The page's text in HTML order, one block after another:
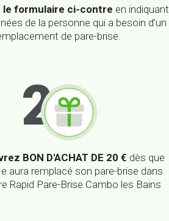
le formulaire ci-contre en indiquant
de la personne qui a besoin d’un
de pare-brise.
2
BON D'ACHAT DE 20 € dès que
aura remplacé son pare-brise dans
Rapid Pare-Brise Cambo les Bains